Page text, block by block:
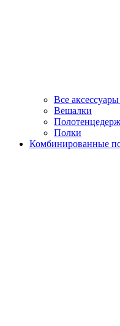
Все
Вешалки
Полки
Комбинированные